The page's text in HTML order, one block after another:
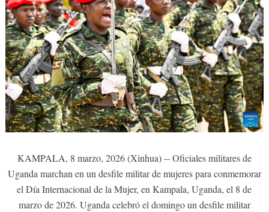
KAMPALA, 8 marzo, 2026 (Xinhua) -- Oficiales militares de
Uganda marchan en un desfile militar de mujeres para conmemorar
el Día Internacional de la Mujer, en Kampala, Uganda, el 8 de
marzo de 2026. Uganda celebró el domingo un desfile militar